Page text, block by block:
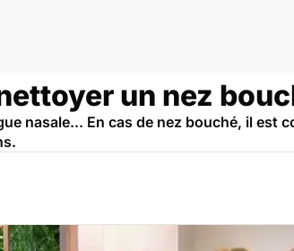
un nez
nasale... En cas de nez bouché, il est